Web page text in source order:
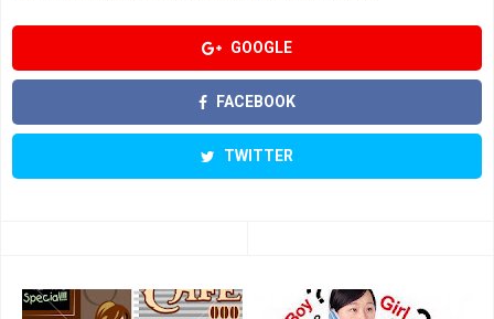
GOOGLE
FACEBOOK
TWITTER